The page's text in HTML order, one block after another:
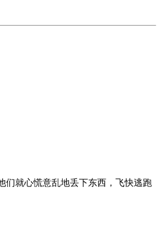
们就心慌意乱地丢下东西，飞快逃跑